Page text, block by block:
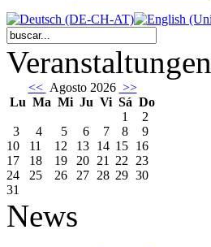
Veranstaltungen
<< Agosto 2026 >>
Lu Ma Mi Ju Vi Sá Do
1
2
3
4 5 6 7 8
9
10
11 12 13 14 15 16
17
18 19 20 21 22 23
24
25 26 27 28 29 30
31
News